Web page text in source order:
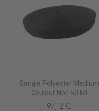
Sangle Polyester Medium
Couleur Noir 50 Ml
97,12 €